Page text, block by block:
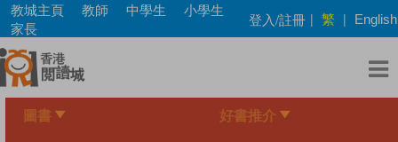
Skip
main
content
教城主頁 教師 中學生
小學生
家長
登入/註冊 | 繁 | English
圖書 好書推介